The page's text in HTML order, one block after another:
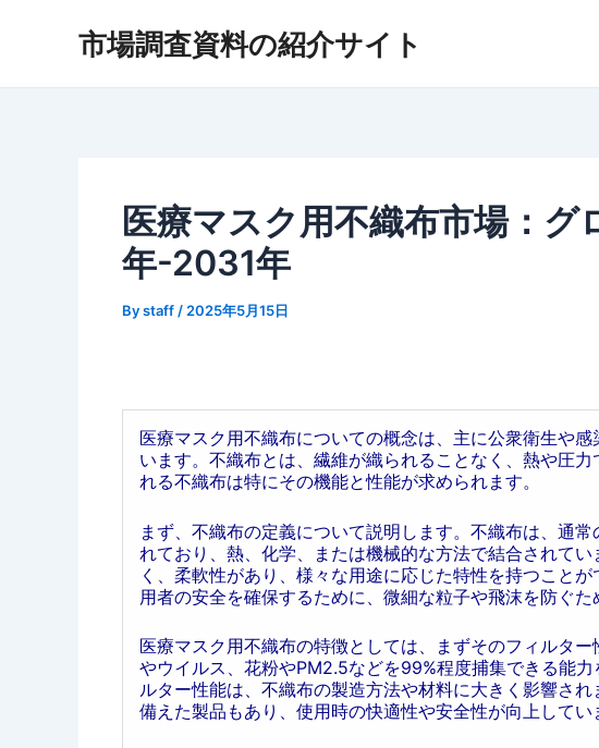
市場調査資料の紹介サイト
医療マスク用不織布市場：
年-2031年
Bystaff / 2025年5月15日
医療マスク用不織布についての概念は、主に公衆衛生や
います。不織布とは、繊維が織られることなく、熱や圧
れる不織布は特にその機能と性能が求められます。
まず、不織布の定義について説明します。不織布は、通
れており、熱、化学、または機械的な方法で結合されて
く、柔軟性があり、様々な用途に応じた特性を持つこと
用者の安全を確保するために、微細な粒子や飛沫を防ぐた
医療マスク用不織布の特徴としては、まずそのフィルタ
やウイルス、花粉やPM2.5などを99%程度捕集できる能
ルター性能は、不織布の製造方法や材料に大きく影響さ
備えた製品もあり、使用時の快適性や安全性が向上してい